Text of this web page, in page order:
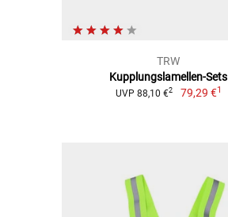
TRW
Kupplungslamellen-Sets
UVP 88,10 €2 79,29 €1